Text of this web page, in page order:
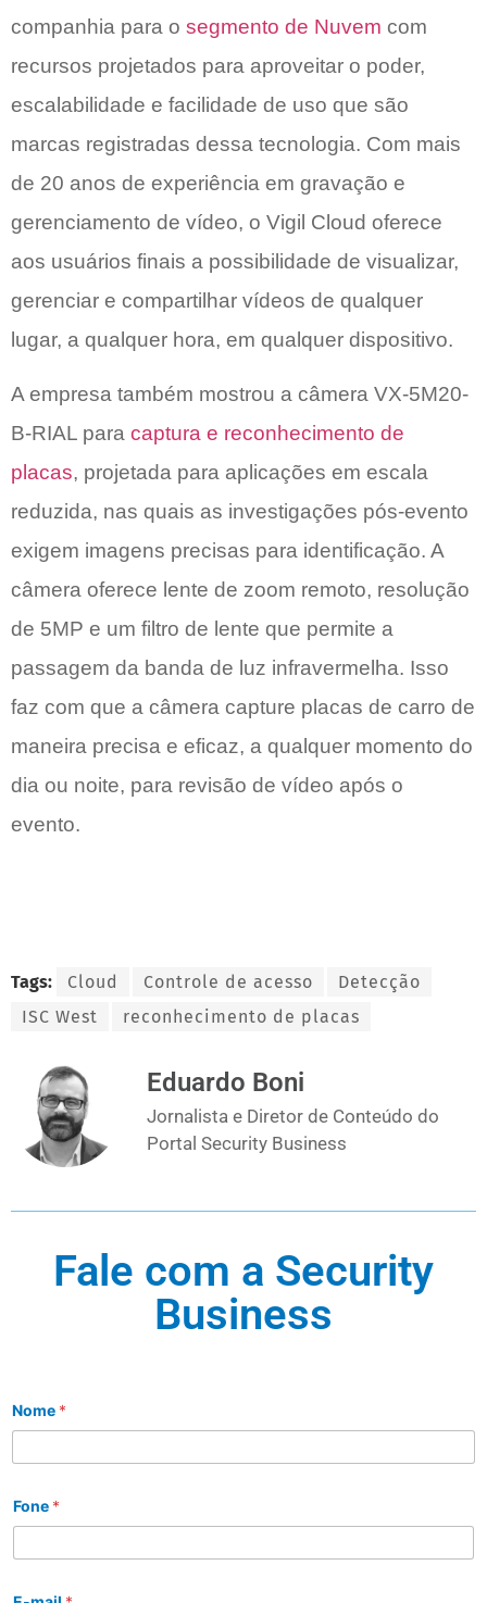
companhia para o segmento de Nuvem com
recursos projetados para aproveitar o poder,
escalabilidade e facilidade de uso que são
marcas registradas dessa tecnologia. Com mais
de 20 anos de experiência em gravação e
gerenciamento de vídeo, o Vigil Cloud oferece
aos usuários finais a possibilidade de visualizar,
gerenciar e compartilhar vídeos de qualquer
lugar, a qualquer hora, em qualquer dispositivo.
A empresa também mostrou a câmera VX-5M20-
B-RIAL para captura e reconhecimento de
placas, projetada para aplicações em escala
reduzida, nas quais as investigações pós-evento
exigem imagens precisas para identificação. A
câmera oferece lente de zoom remoto, resolução
de 5MP e um filtro de lente que permite a
passagem da banda de luz infravermelha. Isso
faz com que a câmera capture placas de carro de
maneira precisa e eficaz, a qualquer momento do
dia ou noite, para revisão de vídeo após o
evento.
Tags: Cloud Controle de acesso
Detecção
ISC West
reconhecimento de placas
Eduardo Boni
Jornalista e Diretor de Conteúdo do
Portal Security Business
Fale com a Security
Business
Nome *
Fone *